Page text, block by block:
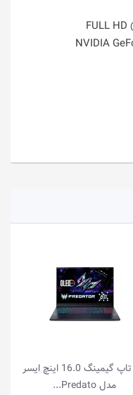
NVIDIA
لپ تاپ 15.6 اینچ ایسر مدل
Aspire Go 15 A...